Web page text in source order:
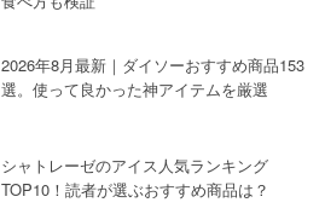
2026年8月最新｜ダイソーおすすめ商品153
選。使って良かった神アイテムを厳選
シャトレーゼのアイス人気ランキング
TOP10！読者が選ぶおすすめ商品は？